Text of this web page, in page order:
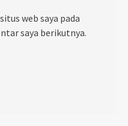
web saya pada
saya berikutnya.